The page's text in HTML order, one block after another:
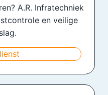
A.R. Infratechniek
en veilige